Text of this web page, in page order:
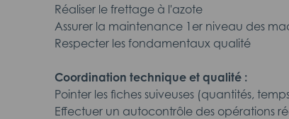
Réaliser le frettage à l'azote
Assurer la maintenance 1er niveau des
Respecter les fondamentaux qualité
Coordination technique et qualité :
Pointer les fiches suiveuses (quantités,
Effectuer un autocontrôle des opérations